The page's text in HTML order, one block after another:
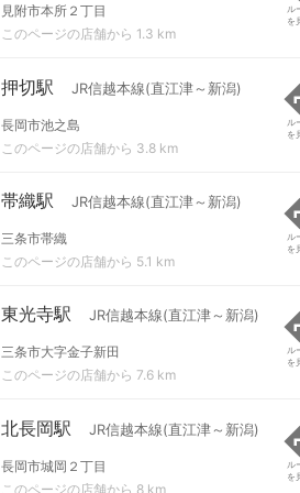
見附市本所２丁目
このページの店舗から 1.3 km
ル
を
押切駅 JR信越本線(直江津～新潟)
長岡市池之島
このページの店舗から 3.8 km
ル
を
帯織駅 JR信越本線(直江津～新潟)
三条市帯織
このページの店舗から 5.1 km
ル
を
東光寺駅 JR信越本線(直江津～新潟)
三条市大字金子新田
このページの店舗から 7.6 km
ル
を
北長岡駅 JR信越本線(直江津～新潟)
長岡市城岡２丁目
このページの店舗から 8 km
ル
を